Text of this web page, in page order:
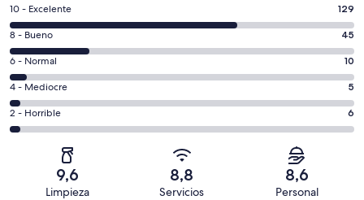
129
comentarios
de
un
total
de
195
con
puntuación
10 - Excelente 129
45
comentarios
de
un
total
de
puntuación
8 - Bueno 45
10
comentarios
de
un
total
6 - Normal 10
5
comentarios
de
4 - Mediocre 5
6
comentarios
2 - Horrible 6
9,6
Limpieza
8,8
Servicios
8,6
Personal